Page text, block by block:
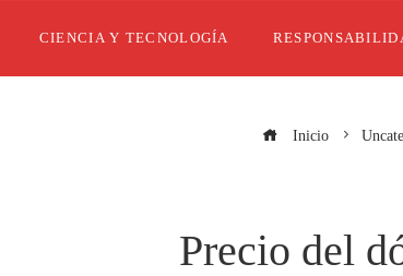
CIENCIA Y TECNOLOGÍA
Inicio
Precio del